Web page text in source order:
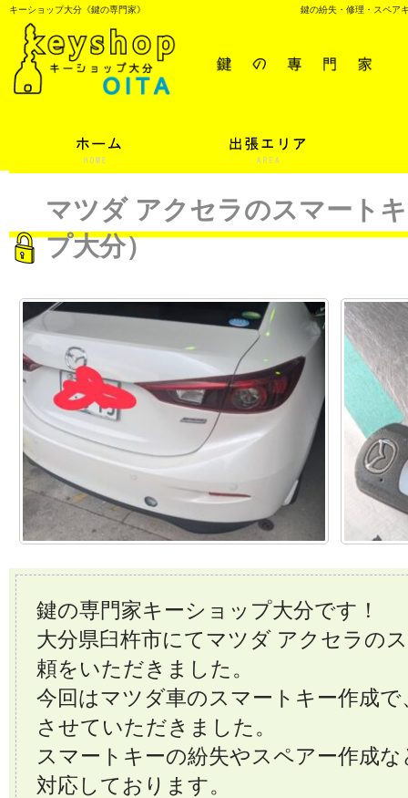
キーショップ大分《鍵の専門家》 鍵の紛失・修理・スペア
マツダ アクセラのスマート
プ大分）
鍵の専門家キーショップ大分です！
大分県臼杵市にてマツダ アクセラの
頼をいただきました。
今回はマツダ車のスマートキー作成
させていただきました。
スマートキーの紛失やスペアー作成
対応しております。